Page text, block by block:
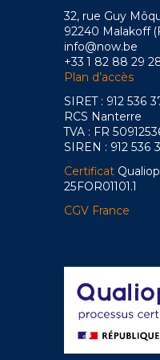
32, rue Guy
92240 Malakoff
info@now.be
+33 1 82 88 29
Plan d’accès
SIRET : 912 536
RCS Nanterre
TVA : FR
SIREN : 912 536
Certificat
25FOR01101.1
CGV France